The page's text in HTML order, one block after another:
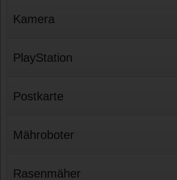
Kamera
PlayStation
Postkarte
Mähroboter
Rasenmäher